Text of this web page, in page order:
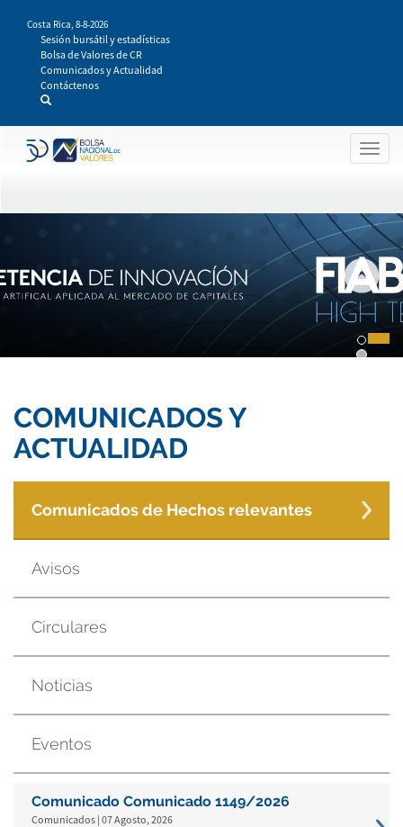
contenido
principal
Costa Rica, 8-8-2026
Sesión bursátil y estadísticas
Bolsa de Valores de CR
Comunicados y Actualidad
Contáctenos
COMUNICADOS Y
ACTUALIDAD
Comunicados de Hechos relevantes
Avisos
Circulares
Noticias
Eventos
Comunicado Comunicado 1149/2026
Comunicados | 07 Agosto, 2026